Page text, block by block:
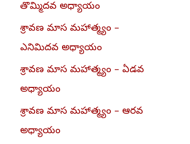
తొమ్మిదవ అధ్యాయం
శ్రావణ మాస మహాత్మ్యం –
ఎనిమిదవ అధ్యాయం
శ్రావణ మాస మహాత్మ్యం – ఏడవ
అధ్యాయం
శ్రావణ మాస మహాత్మ్యం – ఆరవ
అధ్యాయం